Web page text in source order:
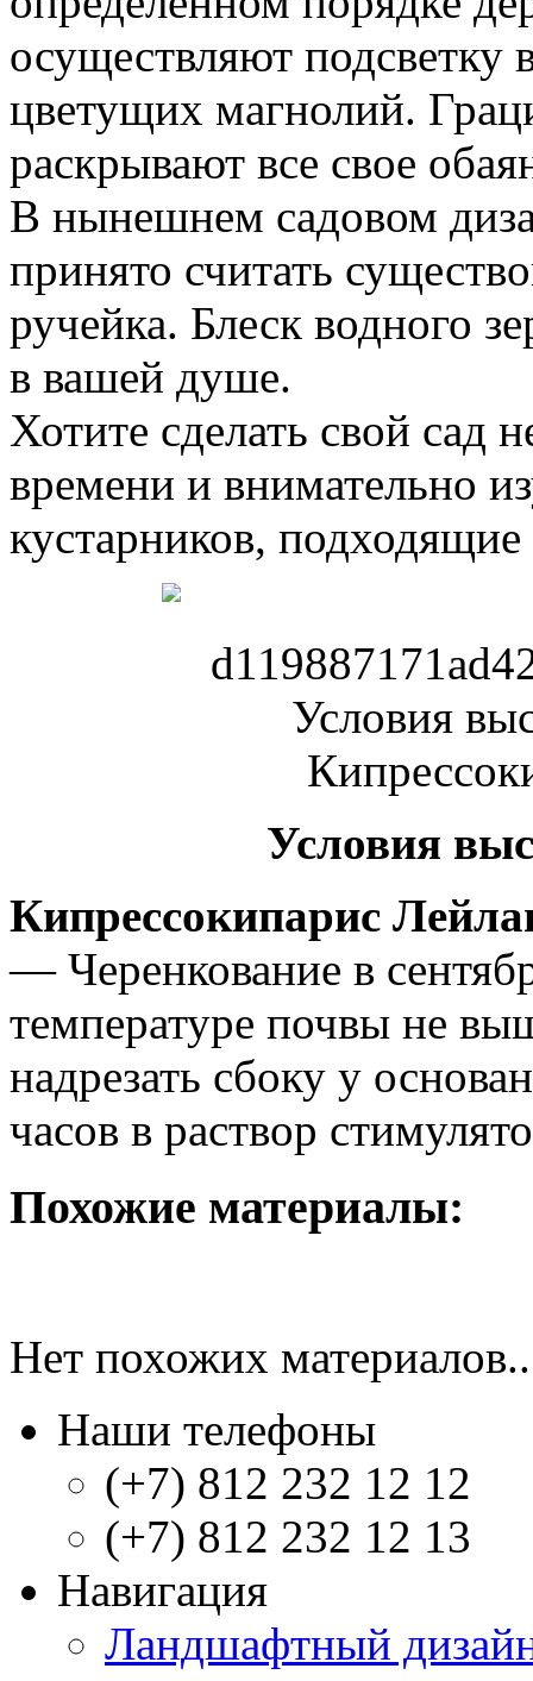
осуществляют
цветущих магнолий.
раскрывают все свое
В нынешнем садовом
принято считать
ручейка. Блеск водного
в вашей душе.
Хотите сделать свой сад
времени и внимательно
кустарников,
Условия
Кипрессокипарис
— Черенкование в
температуре почвы не
надрезать сбоку у
часов в раствор
Похожие материалы:
Нет похожих
Наши телефоны
(+7) 812 232 12 12
(+7) 812 232 12 13
Навигация
Ландшафтный